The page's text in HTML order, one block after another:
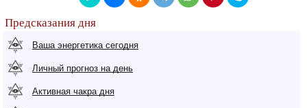
Предсказания дня
Ваша энергетика сегодня
Личный прогноз на день
Активная чакра дня